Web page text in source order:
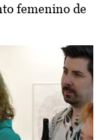
femenino de